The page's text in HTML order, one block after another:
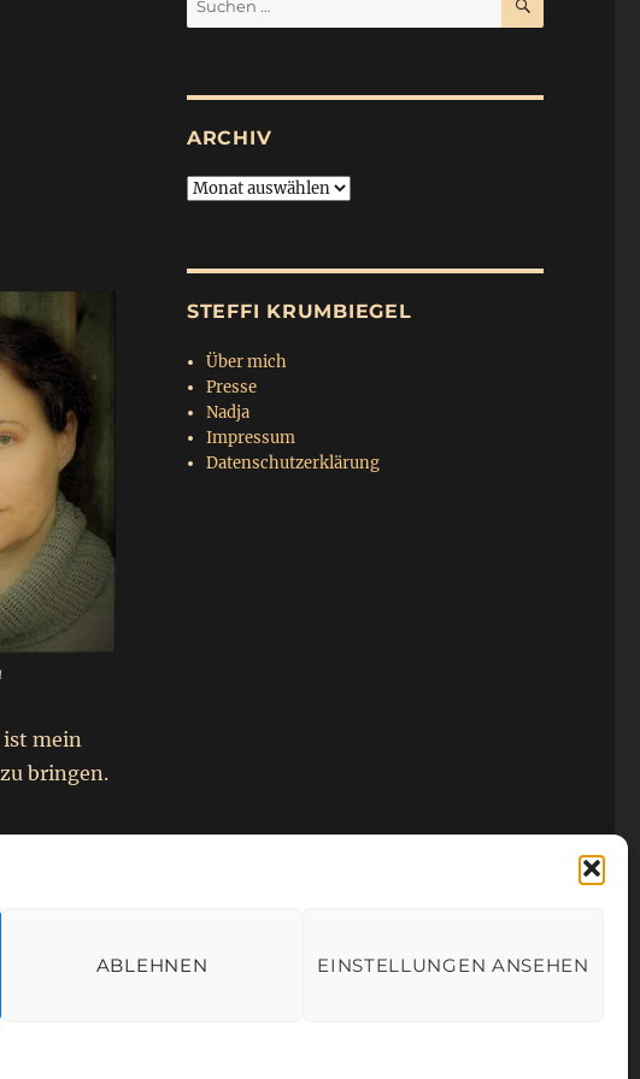
ABLEHNEN EINSTELLUNGEN ANSEHEN
ist mein
bringen.
nach:
ARCHIV
Archiv
STEFFI KRUMBIEGEL
Über mich
Presse
Nadja
Impressum
Datenschutzerklärung